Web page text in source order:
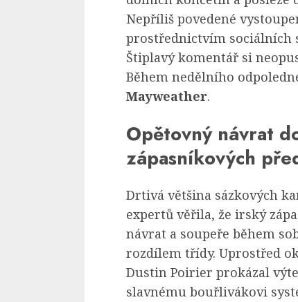
Nepříliš povedené
prostřednictvím sociálních
Štiplavý komentář si
Během nedělního
Mayweather.
Opětovný návrat
zápasníkových
Drtivá většina sázkových
expertů věřila, že irský
návrat a soupeře během
rozdílem třídy. Uprostřed
Dustin Poirier prokázal
slavnému bouřlivákovi